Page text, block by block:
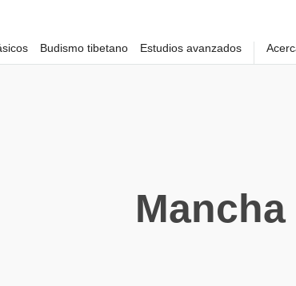
Budismo tibetano Estudios avanzados